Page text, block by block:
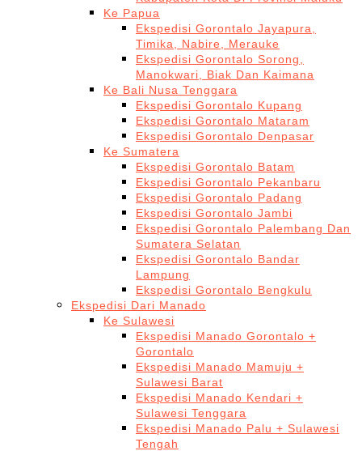
Ke Papua
Ekspedisi Gorontalo Jayapura,
Timika, Nabire, Merauke
Ekspedisi Gorontalo Sorong,
Manokwari, Biak Dan Kaimana
Ke Bali Nusa Tenggara
Ekspedisi Gorontalo Kupang
Ekspedisi Gorontalo Mataram
Ekspedisi Gorontalo Denpasar
Ke Sumatera
Ekspedisi Gorontalo Batam
Ekspedisi Gorontalo Pekanbaru
Ekspedisi Gorontalo Padang
Ekspedisi Gorontalo Jambi
Ekspedisi Gorontalo Palembang Dan
Sumatera Selatan
Ekspedisi Gorontalo Bandar
Lampung
Ekspedisi Gorontalo Bengkulu
Ekspedisi Dari Manado
Ke Sulawesi
Ekspedisi Manado Gorontalo +
Gorontalo
Ekspedisi Manado Mamuju +
Sulawesi Barat
Ekspedisi Manado Kendari +
Sulawesi Tenggara
Ekspedisi Manado Palu + Sulawesi
Tengah